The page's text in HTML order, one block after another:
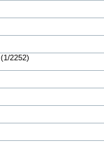
(1/2252)